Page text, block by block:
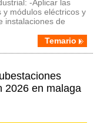
-Aplicar las
módulos eléctricos y
instalaciones de
Temario
2026 en malaga